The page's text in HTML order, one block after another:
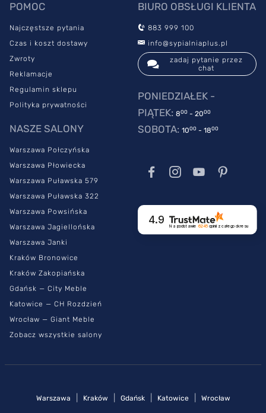
POMOC
Najczęstsze pytania
Czas i koszt dostawy
Zwroty
Reklamacje
Regulamin sklepu
Polityka prywatności
NASZE SALONY
Warszawa Połczyńska
Warszawa Płowiecka
Warszawa Puławska 579
Warszawa Puławska 322
Warszawa Powsińska
Warszawa Jagiellońska
Warszawa Janki
Kraków Bronowice
Kraków Zakopiańska
Gdańsk — City Meble
Katowice — CH Rozdzień
Wrocław — Giant Meble
Zobacz wszystkie salony
BIURO OBSŁUGI KLIENTA
883 999 100
info@sypialniaplus.pl
zadaj pytanie przez
chat
PONIEDZIAŁEK -
PIĄTEK: 800 - 2000
SOBOTA: 1000 - 1800
4.9
Na podstawie 6245opinii z całego okresu
Warszawa Kraków Gdańsk Katowice Wrocław